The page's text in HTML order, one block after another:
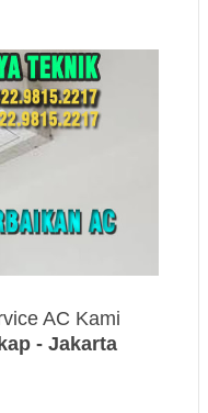
AC Kami
- Jakarta